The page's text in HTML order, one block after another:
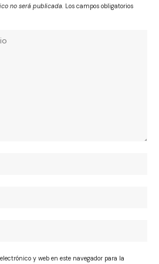
no será publicada. Los campos obligatorios
y web en este navegador para la